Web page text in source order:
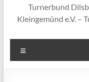
Turnerbund
Kleingemünd e.V. –